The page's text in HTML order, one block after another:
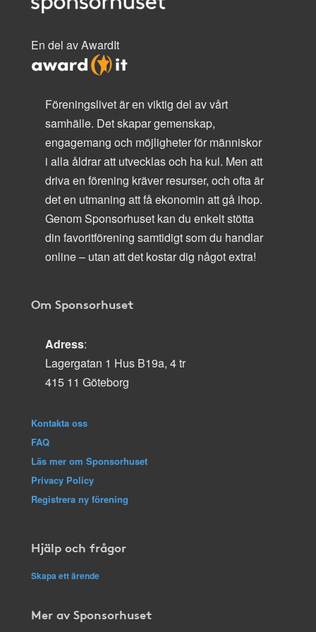
En del av AwardIt
Föreningslivet är en viktig del av vårt
samhälle. Det skapar gemenskap,
engagemang och möjligheter för människor
i alla åldrar att utvecklas och ha kul. Men att
driva en förening kräver resurser, och ofta är
det en utmaning att få ekonomin att gå ihop.
Genom Sponsorhuset kan du enkelt stötta
din favoritförening samtidigt som du handlar
online – utan att det kostar dig något extra!
Om Sponsorhuset
Adress:
Lagergatan 1 Hus B19a, 4 tr
415 11 Göteborg
Kontakta oss
FAQ
Läs mer om Sponsorhuset
Privacy Policy
Registrera ny förening
Hjälp och frågor
Skapa ett ärende
Mer av Sponsorhuset